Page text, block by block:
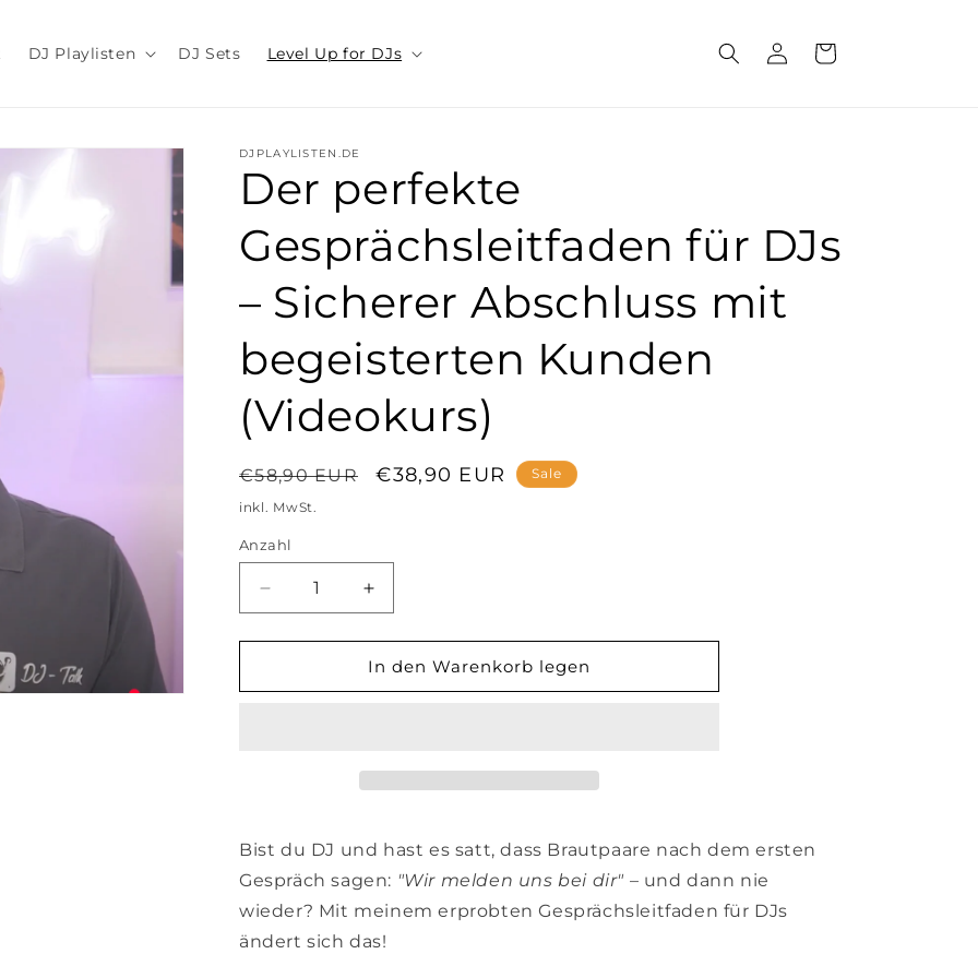
DJ Playlisten DJ Sets Level Up for DJs EinloggenWarenkorb
DJPLAYLISTEN.DE
Der perfekte
Gesprächsleitfaden für DJs
– Sicherer Abschluss mit
begeisterten Kunden
(Videokurs)
Normaler
Preis
€58,90 EUR Verkaufspreis
€38,90 EUR Sale
inkl. MwSt.
Anzahl
Verringere
die
Menge
Der
Abschluss
mit
begeisterten
Kunden
(Videokurs)
Erhöhe
die
Menge
für
Der
Abschluss
mit
Kunden
(Videokurs)
In den Warenkorb legen
Bist du DJ und hast es satt, dass Brautpaare nach dem ersten
Gespräch sagen: "Wir melden uns bei dir" – und dann nie
wieder? Mit meinem erprobten Gesprächsleitfaden für DJs
ändert sich das!